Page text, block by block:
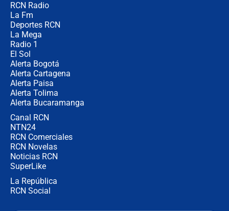
RCN Radio
La Fm
Deportes RCN
La Mega
Radio 1
El Sol
Alerta Bogotá
Alerta Cartagena
Alerta Paisa
Alerta Tolima
Alerta Bucaramanga
Canal RCN
NTN24
RCN Comerciales
RCN Novelas
Noticias RCN
SuperLike
La República
RCN Social